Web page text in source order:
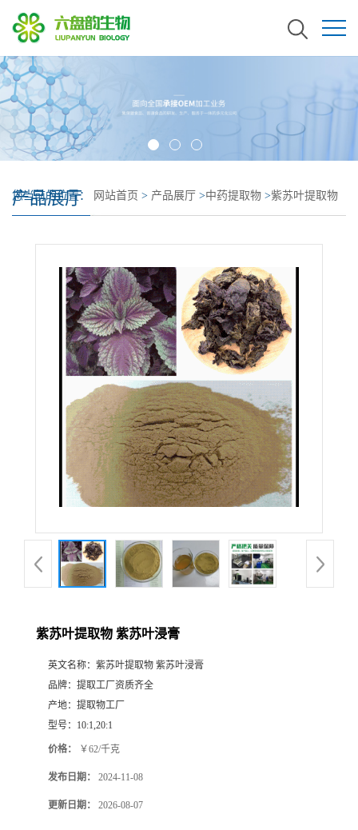
产品展厅
您当前的位置： 网站首页 > 产品展厅 >中药提取物 >紫苏叶提取物
紫苏叶提取物 紫苏叶浸膏
英文名称： 紫苏叶提取物 紫苏叶浸膏
品牌： 提取工厂资质齐全
产地： 提取物工厂
型号： 10:1,20:1
价格： ￥62/千克
发布日期： 2024-11-08
更新日期： 2026-08-07